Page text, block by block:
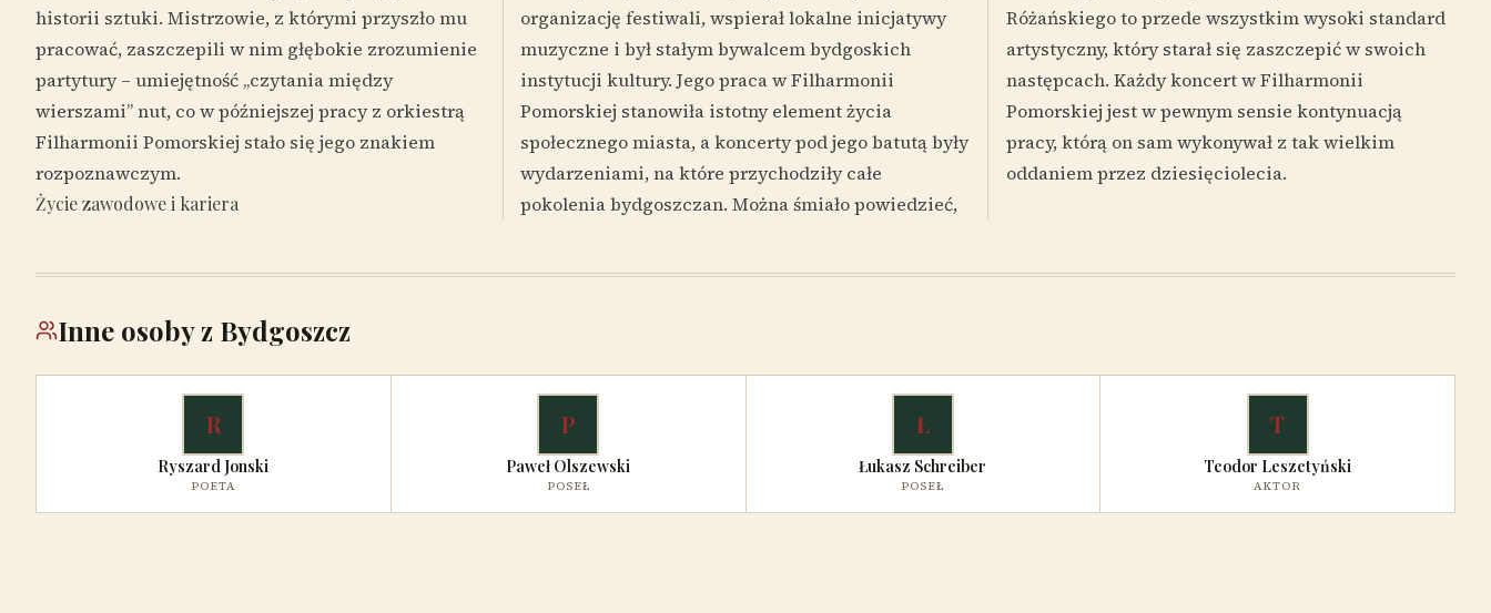
historii sztuki. Mistrzowie, z którymi przyszło mu
pracować, zaszczepili w nim głębokie zrozumienie
partytury – umiejętność „czytania między
wierszami” nut, co w późniejszej pracy z orkiestrą
Filharmonii Pomorskiej stało się jego znakiem
rozpoznawczym.
Życie zawodowe i kariera
organizację festiwali, wspierał lokalne inicjatywy
muzyczne i był stałym bywalcem bydgoskich
instytucji kultury. Jego praca w Filharmonii
Pomorskiej stanowiła istotny element życia
społecznego miasta, a koncerty pod jego batutą były
wydarzeniami, na które przychodziły całe
pokolenia bydgoszczan. Można śmiało powiedzieć,
Różańskiego to przede wszystkim wysoki standard
artystyczny, który starał się zaszczepić w swoich
następcach. Każdy koncert w Filharmonii
Pomorskiej jest w pewnym sensie kontynuacją
pracy, którą on sam wykonywał z tak wielkim
oddaniem przez dziesięciolecia.
Inne osoby z Bydgoszcz
R
Ryszard Jonski
POETA
P
Paweł Olszewski
POSEŁ
Ł
Łukasz Schreiber
POSEŁ
T
Teodor Leszetyński
AKTOR